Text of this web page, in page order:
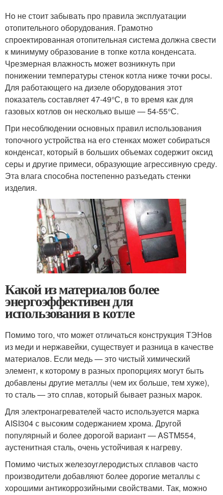
Но не стоит забывать про правила эксплуатации
отопительного оборудования. Грамотно
спроектированная отопительная система должна свести
к минимуму образование в топке котла конденсата.
Чрезмерная влажность может возникнуть при
понижении температуры стенок котла ниже точки росы.
Для работающего на дизеле оборудования этот
показатель составляет 47-49°С, в то время как для
газовых котлов он несколько выше — 54-55°С.
При несоблюдении основных правил использования
топочного устройства на его стенках может собираться
конденсат, который в больших объемах содержит оксид
серы и другие примеси, образующие агрессивную среду.
Эта влага способна постепенно разъедать стенки
изделия.
Какой из материалов более
энергоэффективен для
использования в котле
Помимо того, что может отличаться конструкция ТЭНов
из меди и нержавейки, существует и разница в качестве
материалов. Если медь — это чистый химический
элемент, к которому в разных пропорциях могут быть
добавлены другие металлы (чем их больше, тем хуже),
то сталь — это сплав, который бывает разных марок.
Для электронагревателей часто используется марка
AISI304 с высоким содержанием хрома. Другой
популярный и более дорогой вариант — ASTM554,
аустенитная сталь, очень устойчивая к нагреву.
Помимо чистых железоуглеродистых сплавов часто
производители добавляют более дорогие металлы с
хорошими антикоррозийными свойствами. Так, можно